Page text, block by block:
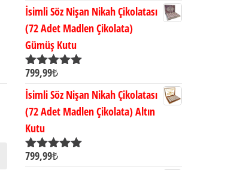
İsimli Söz Nişan Nikah Çikolatası
(72 Adet Madlen Çikolata)
Gümüş Kutu
5 üzerinden
799,99₺
İsimli Söz Nişan Nikah Çikolatası
(72 Adet Madlen Çikolata) Altın
Kutu
5 üzerinden
799,99₺